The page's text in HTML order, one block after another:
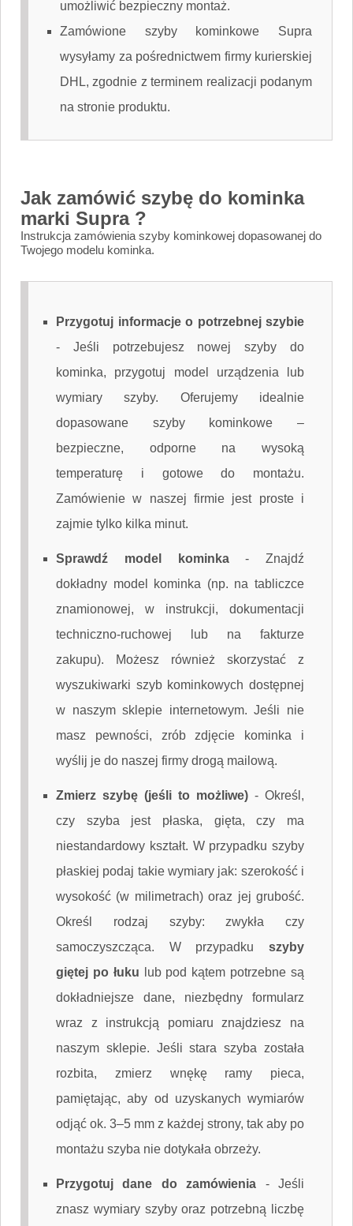
umożliwić bezpieczny montaż.
Zamówione szyby kominkowe Supra
wysyłamy za pośrednictwem firmy kurierskiej
DHL, zgodnie z terminem realizacji podanym
na stronie produktu.
Jak zamówić szybę do kominka
marki Supra ?
Instrukcja zamówienia szyby kominkowej dopasowanej do
Twojego modelu kominka.
Przygotuj informacje o potrzebnej szybie
- Jeśli potrzebujesz nowej szyby do
kominka, przygotuj model urządzenia lub
wymiary szyby. Oferujemy idealnie
dopasowane szyby kominkowe –
bezpieczne, odporne na wysoką
temperaturę i gotowe do montażu.
Zamówienie w naszej firmie jest proste i
zajmie tylko kilka minut.
Sprawdź model kominka- Znajdź
dokładny model kominka (np. na tabliczce
znamionowej, w instrukcji, dokumentacji
techniczno-ruchowej lub na fakturze
zakupu). Możesz również skorzystać z
wyszukiwarki szyb kominkowych dostępnej
w naszym sklepie internetowym. Jeśli nie
masz pewności, zrób zdjęcie kominka i
wyślij je do naszej firmy drogą mailową.
Zmierz szybę (jeśli to możliwe) - Określ,
czy szyba jest płaska, gięta, czy ma
niestandardowy kształt. W przypadku szyby
płaskiej podaj takie wymiary jak: szerokość i
wysokość (w milimetrach) oraz jej grubość.
Określ rodzaj szyby: zwykła czy
samoczyszcząca. W przypadku szyby
giętej po łuku lub pod kątem potrzebne są
dokładniejsze dane, niezbędny formularz
wraz z instrukcją pomiaru znajdziesz na
naszym sklepie. Jeśli stara szyba została
rozbita, zmierz wnękę ramy pieca,
pamiętając, aby od uzyskanych wymiarów
odjąć ok. 3–5 mm z każdej strony, tak aby po
montażu szyba nie dotykała obrzeży.
Przygotuj dane do zamówienia -Jeśli
znasz wymiary szyby oraz potrzebną liczbę